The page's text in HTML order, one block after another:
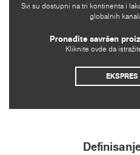
Svi su dostupni na tri kontinenta i
globalnih
Pronađite savršen
Kliknite ovde da